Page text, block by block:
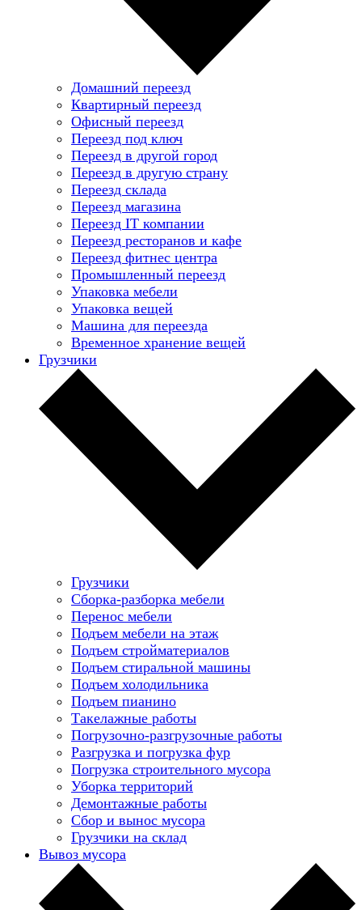
Домашний переезд
Квартирный переезд
Офисный переезд
Переезд под ключ
Переезд в другой город
Переезд в другую страну
Переезд склада
Переезд магазина
Переезд IT компании
Переезд ресторанов и кафе
Переезд фитнес центра
Промышленный переезд
Упаковка мебели
Упаковка вещей
Машина для переезда
Временное хранение вещей
Грузчики
Грузчики
Сборка-разборка мебели
Перенос мебели
Подъем мебели на этаж
Подъем стройматериалов
Подъем стиральной машины
Подъем холодильника
Подъем пианино
Такелажные работы
Погрузочно-разгрузочные работы
Разгрузка и погрузка фур
Погрузка строительного мусора
Уборка территорий
Демонтажные работы
Сбор и вынос мусора
Грузчики на склад
Вывоз мусора